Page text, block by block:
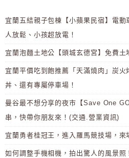
宜蘭五結親子包棟【小蘋果民宿】電
人放鬆、小孩超放電！
宜蘭泡麵土地公【頭城玄德宮】免費土
宜蘭平價吃到飽推薦「天滿燒肉」炭
丼、還有專屬停車場！
曼谷最不想分享的夜市【Save One
串，快帶你朋友來！(交通.營業資訊)
宜蘭勇者桂冠王，進入羅馬競技場，來
如何調整手機相機，拍出驚人的風景照